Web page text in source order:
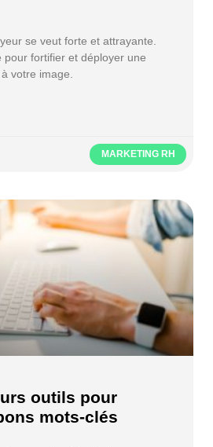
MARKETING RH
se veut forte et attrayante.
pour fortifier et déployer une
votre image.
outils pour
mots-clés